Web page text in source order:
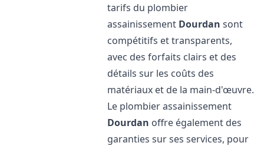
tarifs du plombier
assainissement Dourdan sont
compétitifs et transparents,
avec des forfaits clairs et des
détails sur les coûts des
matériaux et de la main-d'œuvre.
Le plombier assainissement
Dourdan offre également des
garanties sur ses services, pour